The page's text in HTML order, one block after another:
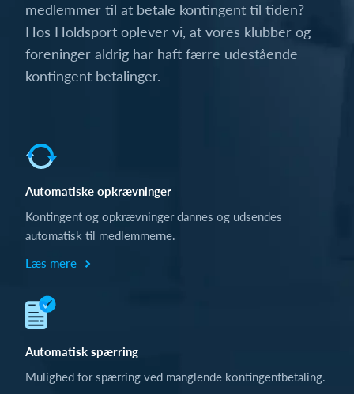
medlemmer til at betale kontingent til tiden?
Hos Holdsport oplever vi, at vores klubber og
foreninger aldrig har haft færre udestående
kontingent betalinger.
Automatiske opkrævninger
Kontingent og opkrævninger dannes og udsendes
automatisk til medlemmerne.
Læs mere
Automatisk spærring
Mulighed for spærring ved manglende kontingentbetaling.